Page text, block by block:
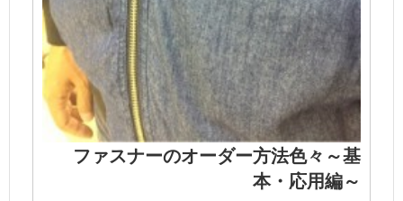
ファスナーのオーダー方法色々～基
本・応用編～